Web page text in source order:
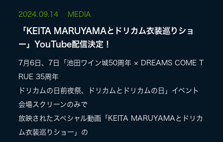
2024. 09.14 MEDIA
「KEITA MARUYAMAとドリカム衣装巡りショ
ー」YouTube配信決定！
7月6日、7日「池田ワイン城50周年 × DREAMS COME T
RUE 35周年
ドリカムの日前夜祭、ドリカムとドリカムの日」イベント
会場スクリーンのみで
放映されたスペシャル動画「KEITA MARUYAMAとドリカ
ム衣装巡りショー」の